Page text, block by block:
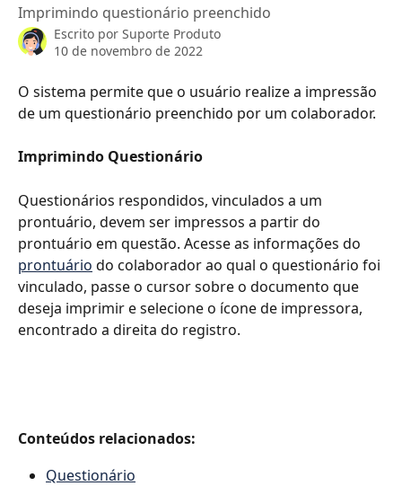
Imprimindo questionário preenchido
Escrito por Suporte Produto
10 de novembro de 2022
O sistema permite que o usuário realize a impressão
de um questionário preenchido por um colaborador.
Imprimindo Questionário
Questionários respondidos, vinculados a um
prontuário, devem ser impressos a partir do
prontuário em questão. Acesse as informações do
prontuário do colaborador ao qual o questionário foi
vinculado, passe o cursor sobre o documento que
deseja imprimir e selecione o ícone de impressora,
encontrado a direita do registro.
Conteúdos relacionados:
Questionário